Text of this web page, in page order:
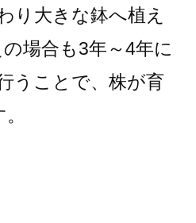
り大きな鉢へ植え
場合も3年～4年に
うことで、株が育